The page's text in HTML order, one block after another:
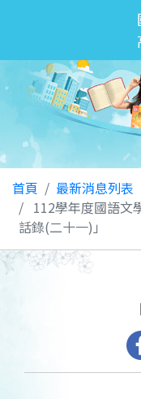
首頁
最新消息列表
112學年度國語文
話錄(二十一)」